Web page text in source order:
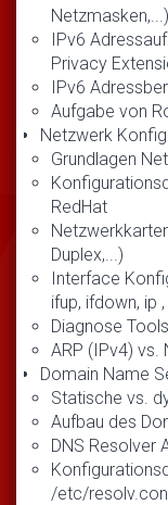
Netzmasken,...)
IPv6
Privacy
IPv6
Aufgabe von
Netzwerk
Grundlagen
RedHat
Duplex,...)
Interface
ifup, ifdown, ip
Diagnose
ARP (IPv4) vs.
Domain Name
Statische vs.
Aufbau des
DNS Resolver
/etc/